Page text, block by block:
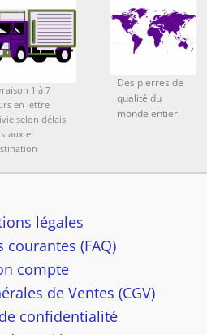
1 à 7
en lettre
selon délais
et
Des pierres de
qualité du
monde entier
légales
courantes (FAQ)
compte
de Ventes (CGV)
confidentialité